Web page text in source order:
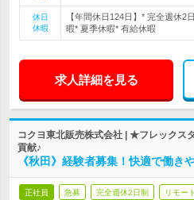
休日
休暇
【年間休日124日】* 完全週休2
暇* 夏季休暇* 有給休暇
求人詳細を見る
コクヨ東北販売株式会社 | ★フレック
貢献♪
《秋田》経験者募集！快適で働き
正社員 急募 完全週休2日制 リモー